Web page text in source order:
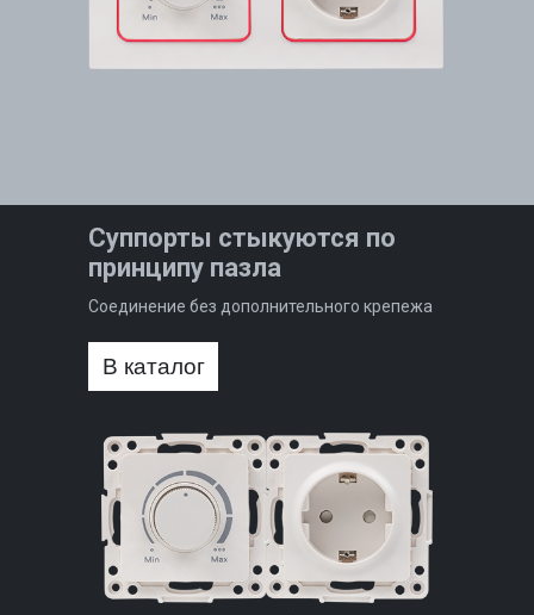
Соединение без дополнительного крепежа
Суппорты стыкуются по
принципу пазла
В каталог